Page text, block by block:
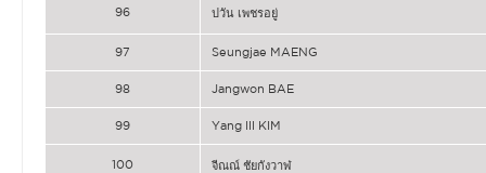
96 ปวัน เพชรอยู่
97 Seungjae MAENG
98 Jangwon BAE
99 Yang Ill KIM
100 จีณณ์ ชัยกังวาฬ